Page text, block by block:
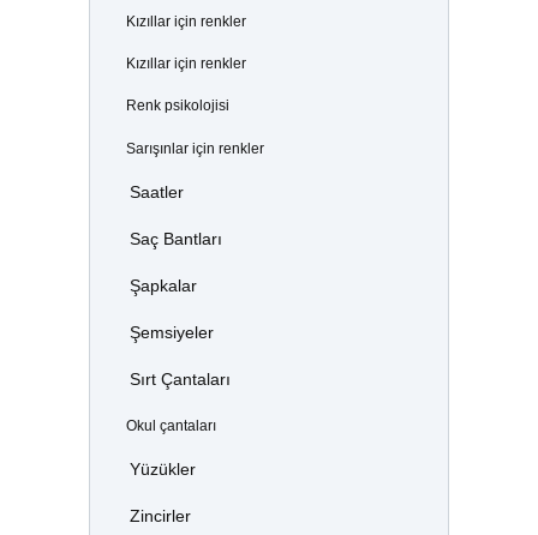
Kızıllar için renkler
Kızıllar için renkler
Renk psikolojisi
Sarışınlar için renkler
Saatler
Saç Bantları
Şapkalar
Şemsiyeler
Sırt Çantaları
Okul çantaları
Yüzükler
Zincirler